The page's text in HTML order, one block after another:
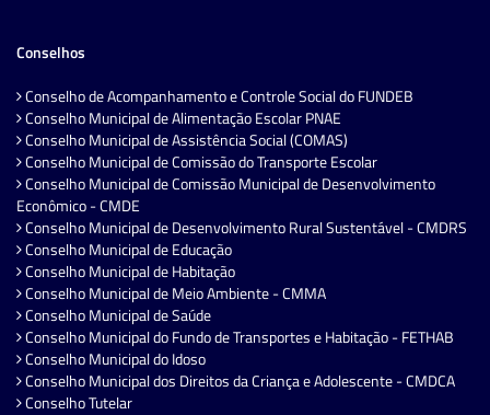
Conselhos
Conselho de Acompanhamento e Controle Social do FUNDEB
Conselho Municipal de Alimentação Escolar PNAE
Conselho Municipal de Assistência Social (COMAS)
Conselho Municipal de Comissão do Transporte Escolar
Conselho Municipal de Comissão Municipal de Desenvolvimento
Econômico - CMDE
Conselho Municipal de Desenvolvimento Rural Sustentável - CMDRS
Conselho Municipal de Educação
Conselho Municipal de Habitação
Conselho Municipal de Meio Ambiente - CMMA
Conselho Municipal de Saúde
Conselho Municipal do Fundo de Transportes e Habitação - FETHAB
Conselho Municipal do Idoso
Conselho Municipal dos Direitos da Criança e Adolescente - CMDCA
Conselho Tutelar